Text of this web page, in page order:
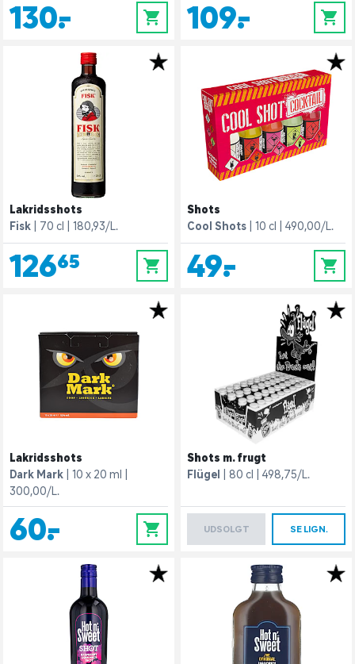
130,- 0 109,- 0
Lakridsshots
Fisk
70 cl 180,93/L.
126,65 0
Shots
Cool Shots
10 cl 490,00/L.
49,- 0
Lakridsshots
Dark Mark
10 x 20 ml
300,00/L.
60,- 0
Shots m. frugt
Flügel
80 cl 498,75/L.
UDSOLGT SE LIGN.